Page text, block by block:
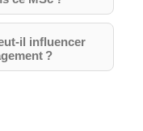
il influencer
?